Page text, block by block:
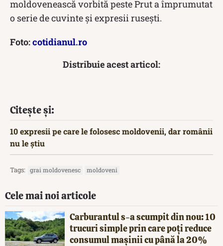
moldovenească vorbită peste Prut a împrumutat
o serie de cuvinte și expresii rusești.
Foto:cotidianul.ro
Distribuie acest articol:
Citește și:
10 expresii pe care le folosesc moldovenii, dar românii
nu le știu
Tags: grai moldovenesc moldoveni
Cele mai noi articole
Carburantul s-a scumpit din nou: 10
trucuri simple prin care poți reduce
consumul mașinii cu până la 20%